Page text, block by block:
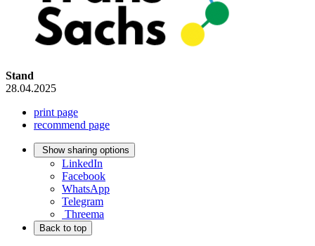
Stand
28.04.2025
print page
recommend page
Show sharing options
LinkedIn
Facebook
WhatsApp
Telegram
Threema
Back to top